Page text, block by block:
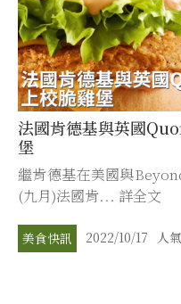
法國肯德基與英國
堡
繼肯德基在美國與
(九月)法國肯... 詳全文
美食快訊 2022/10/17 人